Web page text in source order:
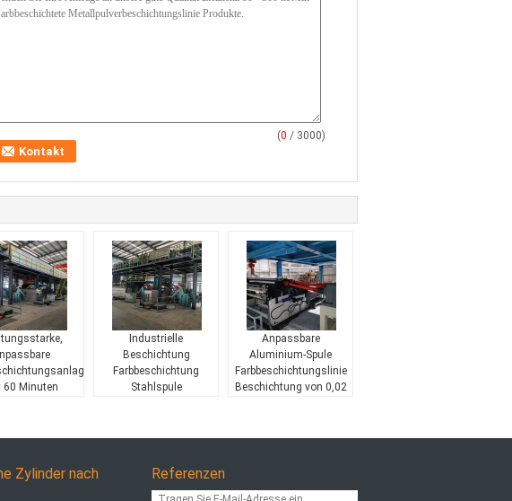
(0 / 3000)
60 Minuten
Industrielle
Beschichtung
Farbbeschichtung
Stahlspule
Anpassbare
Aluminium-Spule
Farbbeschichtungslinie
Beschichtung von 0,02
Zylinder nach
Referenzen